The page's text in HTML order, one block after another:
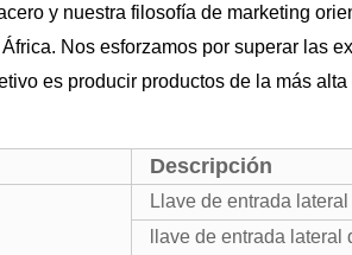
y nuestra filosofía de marketing
Nos esforzamos por superar las
es producir productos de la más
Descripción
Llave de entrada
llave de entrada lateral